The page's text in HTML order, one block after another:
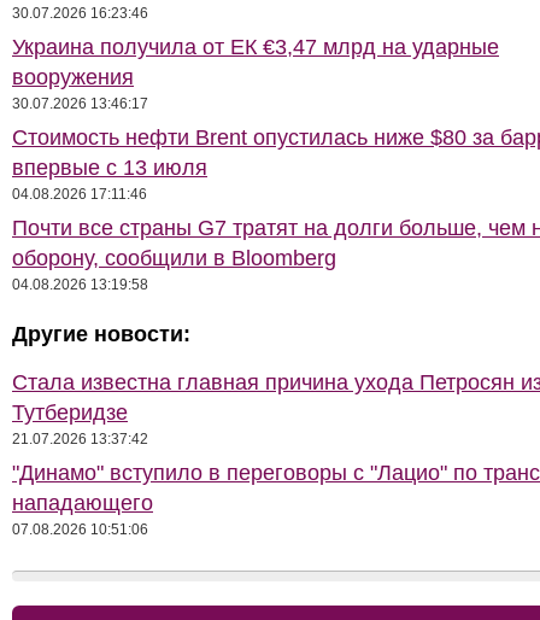
30.07.2026 16:23:46
Украина получила от ЕК €3,47 млрд на ударные
вооружения
30.07.2026 13:46:17
Стоимость нефти Brent опустилась ниже $80 за
впервые с 13 июля
04.08.2026 17:11:46
Почти все страны G7 тратят на долги больше, чем
оборону, сообщили в Bloomberg
04.08.2026 13:19:58
Другие новости:
Стала известна главная причина ухода Петросян
Тутберидзе
21.07.2026 13:37:42
"Динамо" вступило в переговоры с "Лацио" по
нападающего
07.08.2026 10:51:06